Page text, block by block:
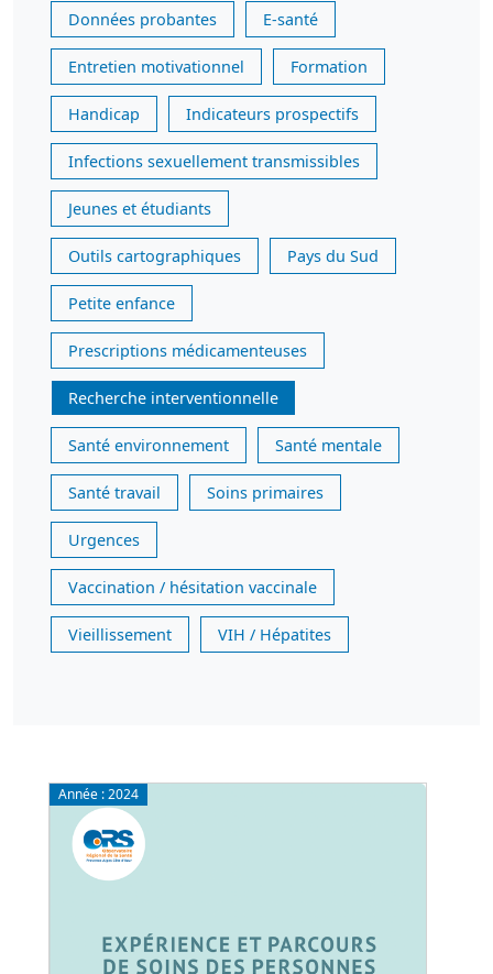
Données probantes E-santé
Entretien motivationnel Formation
Handicap Indicateurs prospectifs
Infections sexuellement transmissibles
Jeunes et étudiants
Outils cartographiques Pays du Sud
Petite enfance
Prescriptions médicamenteuses
Recherche interventionnelle
Santé environnement Santé mentale
Santé travail Soins primaires
Urgences
Vaccination / hésitation vaccinale
Vieillissement VIH / Hépatites
Année :2024